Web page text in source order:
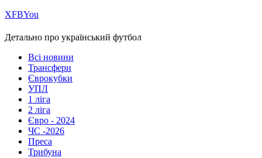
ХFBYou
Детально про український футбол
Всі новини
Трансфери
Єврокубки
УПЛ
1 ліга
2 ліга
Євро - 2024
ЧС -2026
Преса
Трибуна